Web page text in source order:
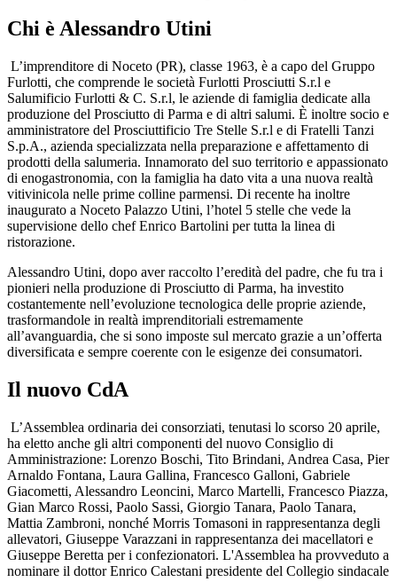
Chi è Alessandro Utini
L’imprenditore di Noceto (PR), classe 1963, è a capo del Gruppo
Furlotti, che comprende le società Furlotti Prosciutti S.r.l e
Salumificio Furlotti & C. S.r.l, le aziende di famiglia dedicate alla
produzione del Prosciutto di Parma e di altri salumi. È inoltre socio e
amministratore del Prosciuttificio Tre Stelle S.r.l e di Fratelli Tanzi
S.p.A., azienda specializzata nella preparazione e affettamento di
prodotti della salumeria. Innamorato del suo territorio e appassionato
di enogastronomia, con la famiglia ha dato vita a una nuova realtà
vitivinicola nelle prime colline parmensi. Di recente ha inoltre
inaugurato a Noceto Palazzo Utini, l’hotel 5 stelle che vede la
supervisione dello chef Enrico Bartolini per tutta la linea di
ristorazione.
Alessandro Utini, dopo aver raccolto l’eredità del padre, che fu tra i
pionieri nella produzione di Prosciutto di Parma, ha investito
costantemente nell’evoluzione tecnologica delle proprie aziende,
trasformandole in realtà imprenditoriali estremamente
all’avanguardia, che si sono imposte sul mercato grazie a un’offerta
diversificata e sempre coerente con le esigenze dei consumatori.
Il nuovo CdA
L’Assemblea ordinaria dei consorziati, tenutasi lo scorso 20 aprile,
ha eletto anche gli altri componenti del nuovo Consiglio di
Amministrazione: Lorenzo Boschi, Tito Brindani, Andrea Casa, Pier
Arnaldo Fontana, Laura Gallina, Francesco Galloni, Gabriele
Giacometti, Alessandro Leoncini, Marco Martelli, Francesco Piazza,
Gian Marco Rossi, Paolo Sassi, Giorgio Tanara, Paolo Tanara,
Mattia Zambroni, nonché Morris Tomasoni in rappresentanza degli
allevatori, Giuseppe Varazzani in rappresentanza dei macellatori e
Giuseppe Beretta per i confezionatori. L'Assemblea ha provveduto a
nominare il dottor Enrico Calestani presidente del Collegio sindacale